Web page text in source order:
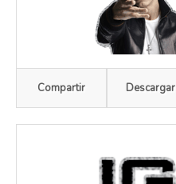
Compartir Descargar